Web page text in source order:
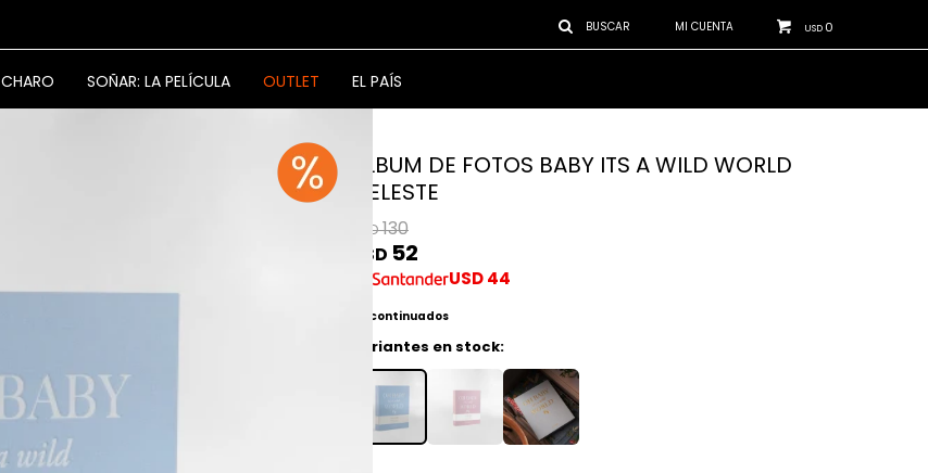
CHARO SOÑAR: LA PELÍCULA OUTLET EL PAÍS
USD 0
ALBUM DE FOTOS BABY ITS A WILD WORLD
CELESTE
USD130
USD 52
USD44
Discontinuados
Variantes en stock: